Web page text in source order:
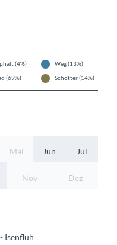
(4%)
Weg (13%)
(69%)
Schotter (14%)
Mai Jun Jul
Nov Dez
Isenfluh